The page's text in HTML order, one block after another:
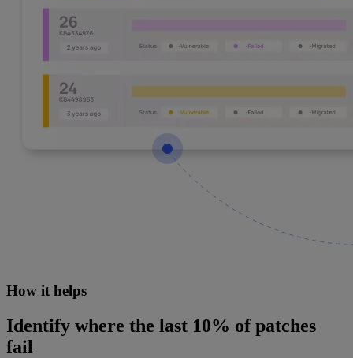
How it helps
Identify where the last 10% of patches
fail